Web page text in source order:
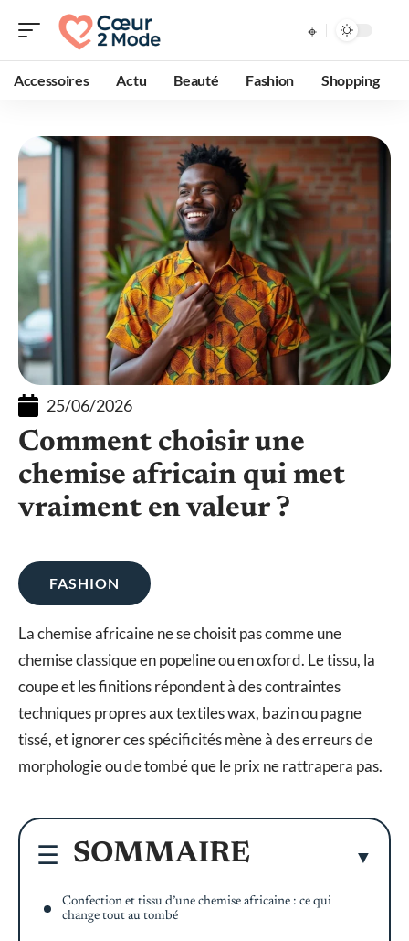
Accessoires Actu Beauté Fashion Shopping
25/06/2026
Comment choisir une
chemise africain qui met
vraiment en valeur ?
FASHION
La chemise africaine ne se choisit pas comme une
chemise classique en popeline ou en oxford. Le tissu, la
coupe et les finitions répondent à des contraintes
techniques propres aux textiles wax, bazin ou pagne
tissé, et ignorer ces spécificités mène à des erreurs de
morphologie ou de tombé que le prix ne rattrapera pas.
SOMMAIRE
Confection et tissu d’une chemise africaine : ce qui
change tout au tombé